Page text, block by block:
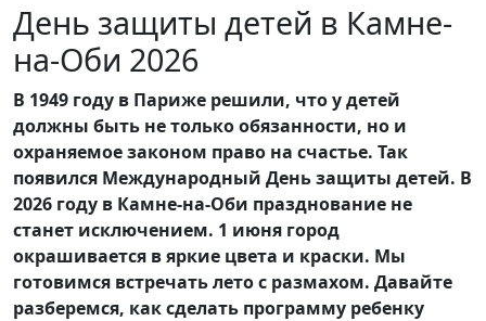
День защиты детей в Камне-
на-Оби 2026
В 1949 году в Париже решили, что у детей
должны быть не только обязанности, но и
охраняемое законом право на счастье. Так
появился Международный День защиты детей. В
2026 году в Камне-на-Оби празднование не
станет исключением. 1 июня город
окрашивается в яркие цвета и краски. Мы
готовимся встречать лето с размахом. Давайте
разберемся, как сделать программу ребенку